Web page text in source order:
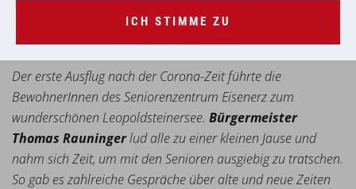
Der erste Ausflug nach der Corona-Zeit führte die
BewohnerInnen des Seniorenzentrum Eisenerz zum
wunderschönen Leopoldsteinersee. Bürgermeister
Thomas Rauningerlud alle zu einer kleinen Jause und
nahm sich Zeit, um mit den Senioren ausgiebig zu tratschen.
So gab es zahlreiche Gespräche über alte und neue Zeiten
ICH STIMME ZU